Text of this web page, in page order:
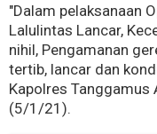
"Dalam pelaksanaan
Lalulintas Lancar,
nihil, Pengamanan
tertib, lancar dan
Kapolres Tanggamus
(5/1/21).